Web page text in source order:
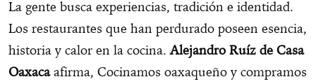
La gente busca experiencias, tradición e identidad.
Los restaurantes que han perdurado poseen esencia,
historia y calor en la cocina.Alejandro Ruíz de Casa
Oaxacaafirma, Cocinamos oaxaqueño y compramos